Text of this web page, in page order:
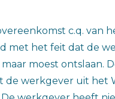
c.q. van
met het feit dat de
moest ontslaan.
de werkgever uit het